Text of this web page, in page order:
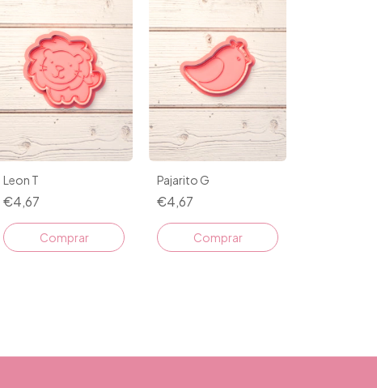
Leon T
€4,67
Comprar
Pajarito G
€4,67
Comprar